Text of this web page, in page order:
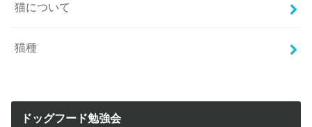
猫について
猫種
ドッグフード勉強会